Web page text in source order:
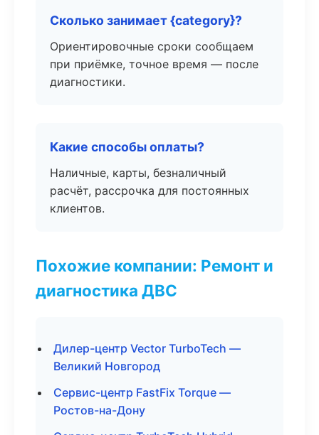
Сколько занимает {category}?
Ориентировочные сроки сообщаем
при приёмке, точное время — после
диагностики.
Какие способы оплаты?
Наличные, карты, безналичный
расчёт, рассрочка для постоянных
клиентов.
Похожие компании: Ремонт и
диагностика ДВС
Дилер-центр Vector TurboTech —
Великий Новгород
Сервис-центр FastFix Torque —
Ростов-на-Дону